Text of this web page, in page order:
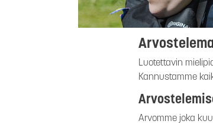
Luotettavin
Kannustamme
Arvomme joka